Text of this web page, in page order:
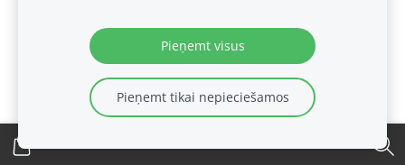
.
Pieņemt visus
Pieņemt tikai nepieciešamos